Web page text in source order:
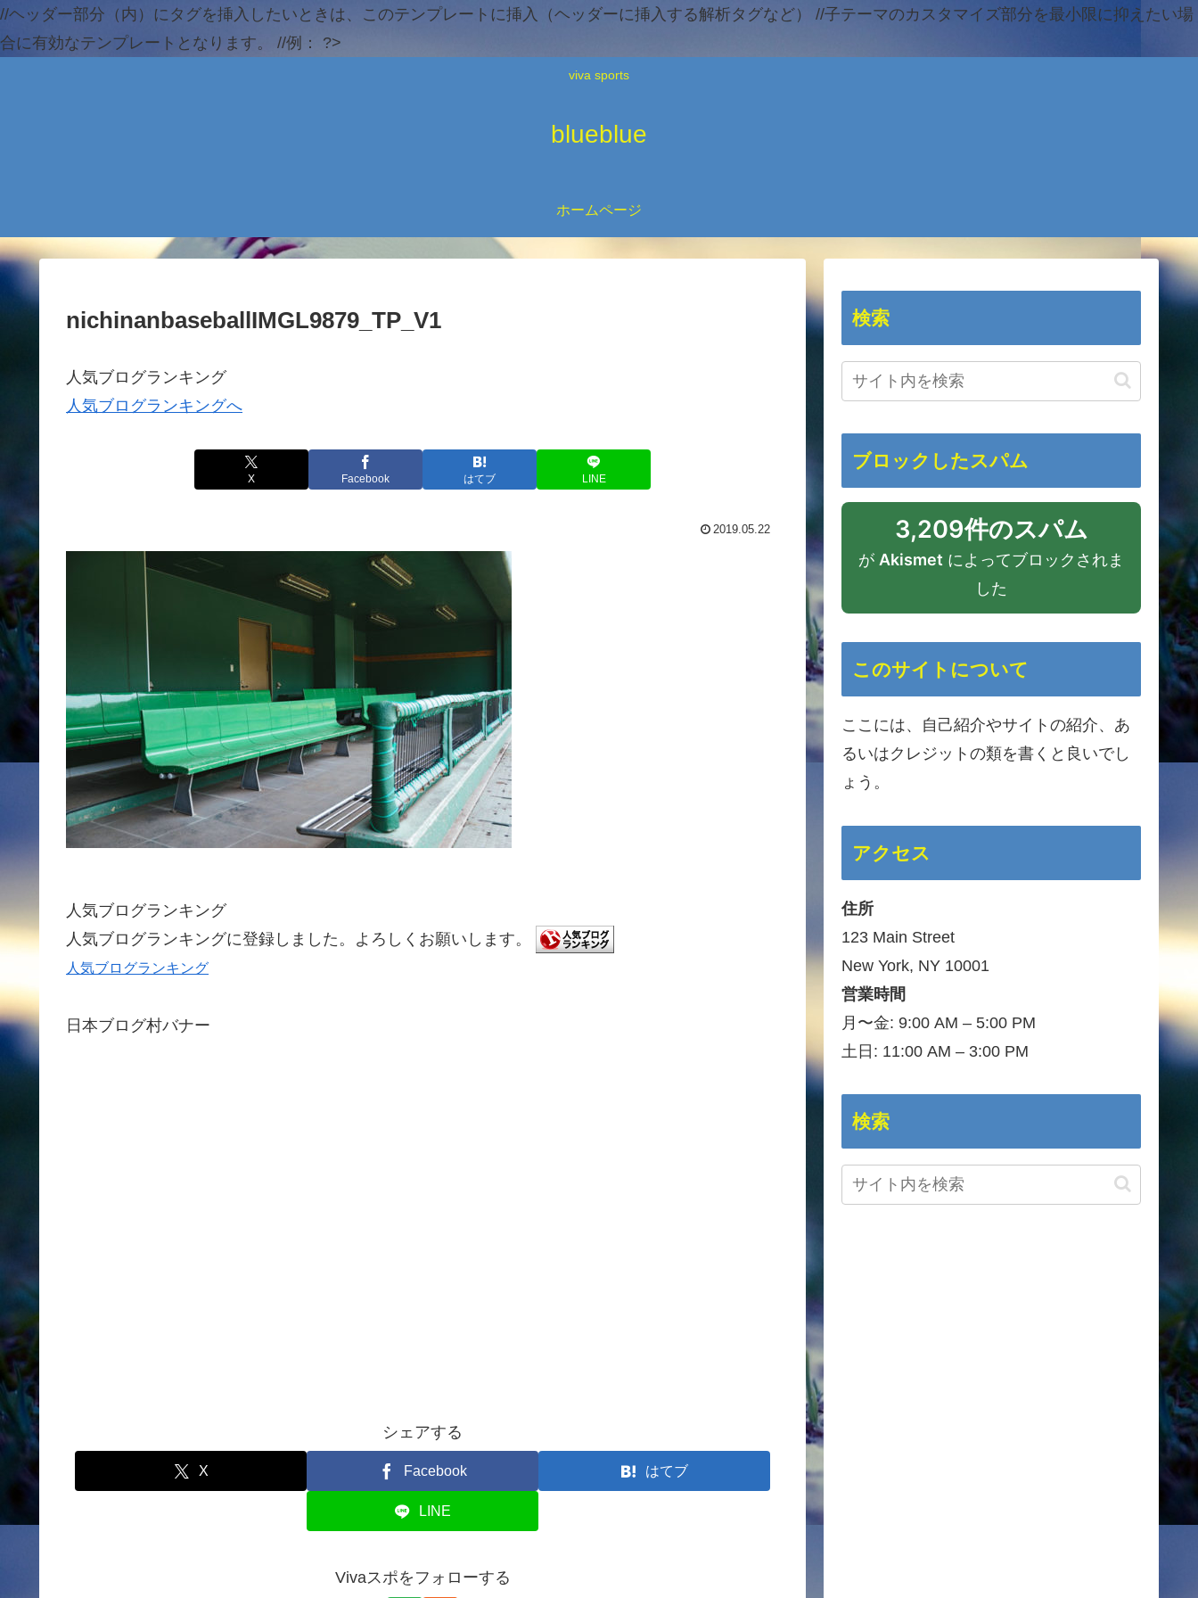
//ヘッダー部分（内）にタグを挿入したいときは、このテンプレートに挿入（ヘッダーに挿入する解析タグなど） //子テーマのカスタマイズ部分を最小限に抑えたい場
合に有効なテンプレートとなります。 //例：
?>
viva sports
blueblue
ホームページ
nichinanbaseballIMGL9879_TP_V1
人気ブログランキング
人気ブログランキングへ
X Facebook はてブ LINE
2019.05.22
人気ブログランキング
人気ブログランキングに登録しました。よろしくお願いします。
人気ブログランキング
日本ブログ村バナー
シェアする
X Facebook はてブ
LINE
Vivaスポをフォローする
検索
ブロックしたスパム
3,209件のスパム
が Akismet によってブロックされま
した
このサイトについて
ここには、自己紹介やサイトの紹介、あ
るいはクレジットの類を書くと良いでし
ょう。
アクセス
住所
123 Main Street
New York, NY 10001
営業時間
月〜金: 9:00 AM – 5:00 PM
土日: 11:00 AM – 3:00 PM
検索